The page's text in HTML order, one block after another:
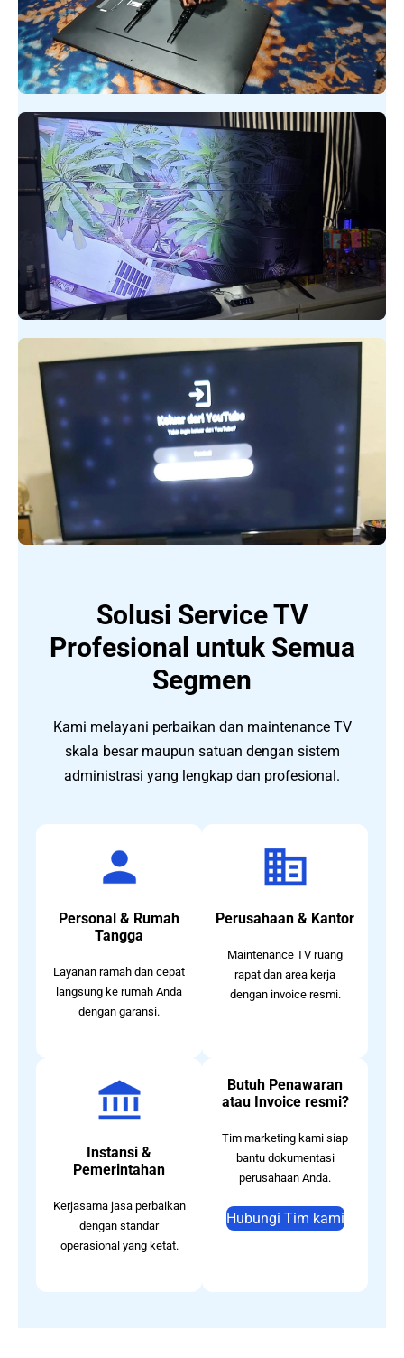
Solusi Service TV
Profesional untuk Semua
Segmen
Kami melayani perbaikan dan maintenance TV
skala besar maupun satuan dengan sistem
administrasi yang lengkap dan profesional.
Personal & Rumah
Tangga
Layanan ramah dan cepat
langsung ke rumah Anda
dengan garansi.
Perusahaan & Kantor
Maintenance TV ruang
rapat dan area kerja
dengan invoice resmi.
Instansi &
Pemerintahan
Kerjasama jasa perbaikan
dengan standar
operasional yang ketat.
Butuh Penawaran
atau Invoice resmi?
Tim marketing kami siap
bantu dokumentasi
perusahaan Anda.
Hubungi Tim kami